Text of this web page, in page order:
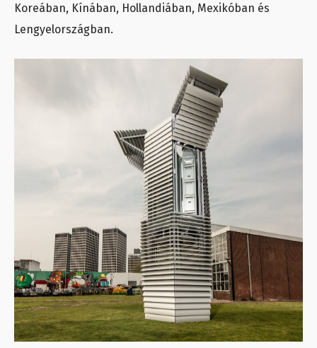
Koreában, Kínában, Hollandiában, Mexikóban és
Lengyelországban.